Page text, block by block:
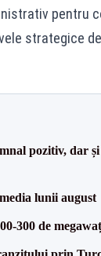
pentru
strategice
pozitiv, dar
lunii august
300 de